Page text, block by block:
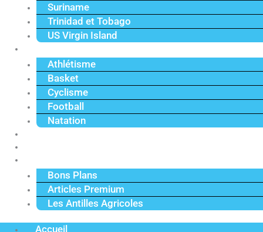
Suriname
Trinidad et Tobago
US Virgin Island
Athlétisme
Basket
Cyclisme
Football
Natation
Bons Plans
Articles Premium
Les Antilles Agricoles
Accueil